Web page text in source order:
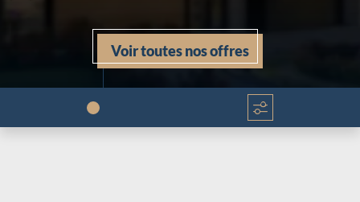
Voir toutes nos offres
Chargement...